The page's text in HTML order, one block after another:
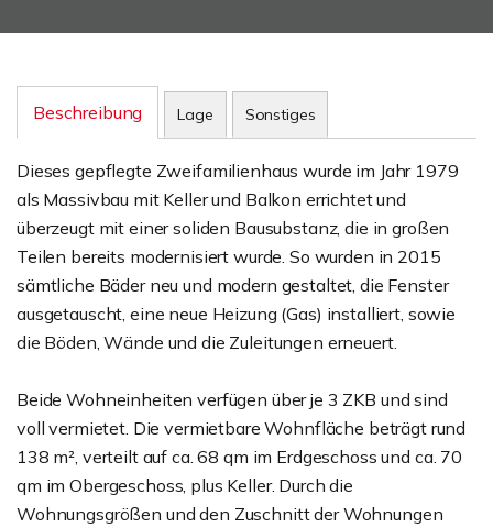
Beschreibung Lage Sonstiges
Dieses gepflegte Zweifamilienhaus wurde im Jahr 1979
als Massivbau mit Keller und Balkon errichtet und
überzeugt mit einer soliden Bausubstanz, die in großen
Teilen bereits modernisiert wurde. So wurden in 2015
sämtliche Bäder neu und modern gestaltet, die Fenster
ausgetauscht, eine neue Heizung (Gas) installiert, sowie
die Böden, Wände und die Zuleitungen erneuert.
Beide Wohneinheiten verfügen über je 3 ZKB und sind
voll vermietet. Die vermietbare Wohnfläche beträgt rund
138 m², verteilt auf ca. 68 qm im Erdgeschoss und ca. 70
qm im Obergeschoss, plus Keller. Durch die
Wohnungsgrößen und den Zuschnitt der Wohnungen